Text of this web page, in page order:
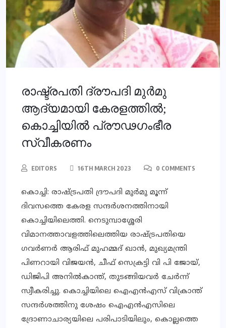
രാഷ്ട്രപതി ദ്രൗപദി മുർമു
ആദ്യമായി കേരളത്തിൽ;
കൊച്ചിയിൽ പ്രൗഢഗംഭീര
സ്വീകരണം
EDITORS 16TH MARCH 2023 0 COMMENTS
കൊച്ചി: രാഷ്ട്രപതി ദ്രൗപദി മുർമു മൂന്ന്
ദിവസത്തെ കേരള സന്ദർശനത്തിനായി
കൊച്ചിയിലെത്തി. നെടുമ്പാശ്ശേരി
വിമാനത്താവളത്തിലെത്തിയ രാഷ്ട്രപതിയെ
ഗവർണർ ആരിഫ് മുഹമ്മദ് ഖാൻ, മുഖ്യമന്ത്രി
പിണറായി വിജയൻ, ചീഫ് സെക്രട്ടി വി പി ജോയ്,
ഡിജിപി അനില്‍കാന്ത്, തുടങ്ങിയവർ ചേർന്ന്
സ്വീകരിച്ചു. കൊച്ചിയിലെ ഐഎൻഎസ് ​വിക്രാന്ത്
സന്ദർശത്തിനു ശേഷം ഐഎൻഎസിലെ
ദ്രോണാചാര്യയിലെ പരിപാടിയിലും, കൊല്ലത്തെ